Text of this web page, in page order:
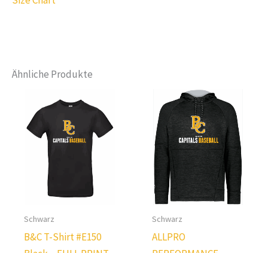
Ähnliche Produkte
Schwarz
B&C T-Shirt #E150
Schwarz
ALLPRO